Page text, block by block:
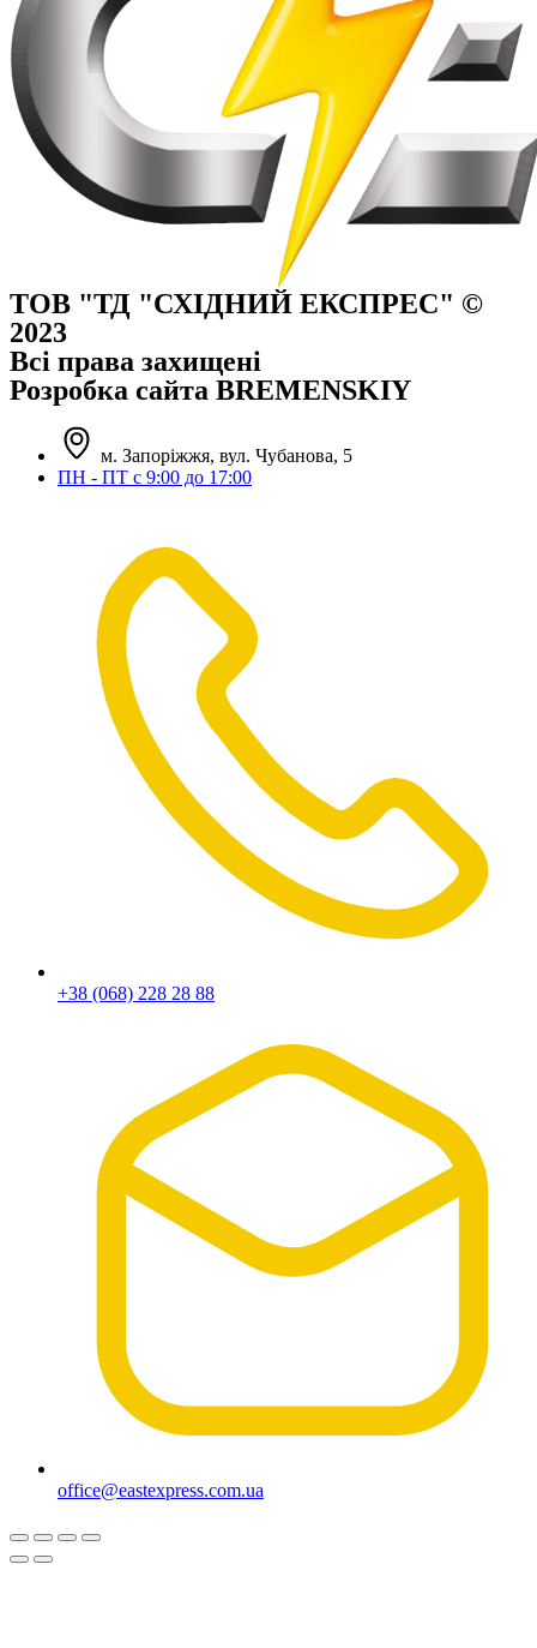
ТОВ "ТД "СХІДНИЙ ЕКСПРЕС" ©
2023
Всі права захищені
Розробка сайта BREMENSKIY
м. Запоріжжя, вул. Чубанова, 5
ПН - ПТ с 9:00 до 17:00
+38 (068) 228 28 88
office@eastexpress.com.ua